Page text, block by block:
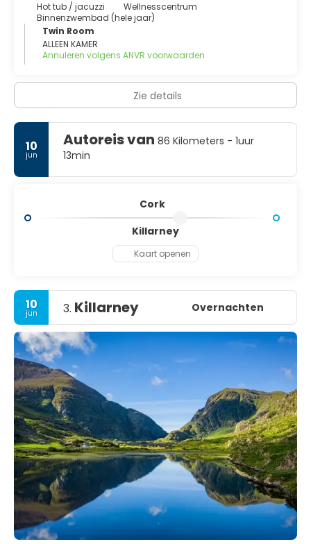
Hot tub / jacuzzi
Wellnesscentrum
Binnenzwembad (hele jaar)
Twin Room
ALLEEN KAMER
Annuleren volgens ANVR voorwaarden
Zie details
10
jun
Autoreis van 86 Kilometers - 1uur
13min
Cork
Killarney
Kaart openen
10
jun 3. Killarney Overnachten